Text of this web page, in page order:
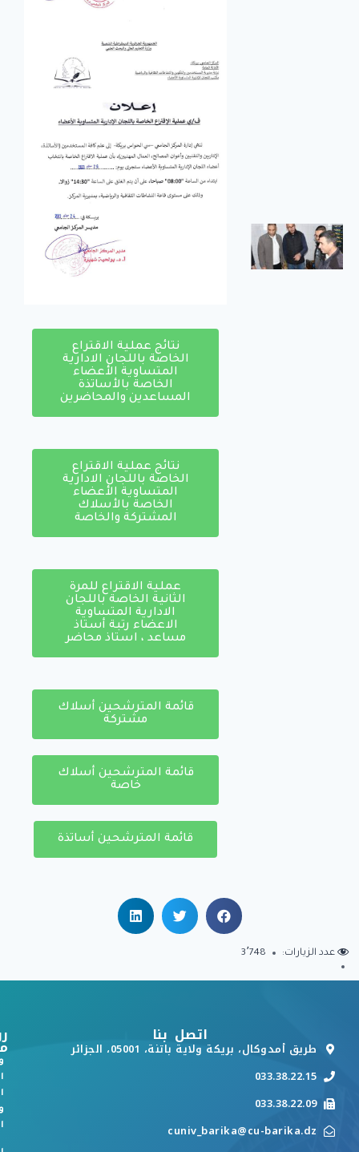
بالمركز
الجامعي
في إطار تنفيذ
الوصية
الهادفة إلى
تعزيز الرقمنة
زيارة تفقدية
نتائج عملية الاقتراع
الخاصة باللجان الادارية
المتساوية الأعضاء
الخاصة بالأساتذة
المساعدين والمحاضرين
نتائج عملية الاقتراع
الخاصة باللجان الادارية
المتساوية الأعضاء
الخاصة بالأسلاك
المشتركة والخاصة
عملية الاقتراع للمرة
الثانية الخاصة باللجان
الادارية المتساوية
الاعضاء رتبة أستاذ
مساعد ، استاذ محاضر
قائمة المترشحين أسلاك
مشتركة
قائمة المترشحين أسلاك
خاصة
قائمة المترشحين أساتذة
عدد الزيارات: 3٬748
اتصل بنا
طريق أمدوكال، بريكة ولاية باتنة، 05001، الجزائر
033.38.22.15
033.38.22.09
cuniv_barika@cu-barika.dz